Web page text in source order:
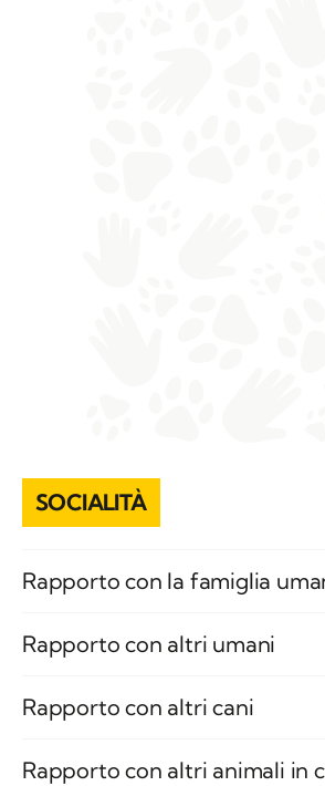
SOCIALITÀ
Rapporto con la famiglia
Rapporto con altri umani
Rapporto con altri cani
Rapporto con altri animali in